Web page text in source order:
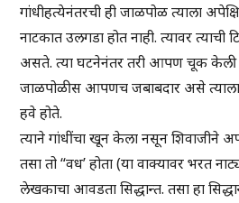
गांधीहत्येनंतरची ही जाळपोळ त्याला
नाटकात उलगडा होत नाही. त्यावर
असते. त्या घटनेनंतर तरी आपण चूक केली
जाळपोळीस आपणच जबाबदार असे
हवे होते.
त्याने गांधींचा खून केला नसून शिवाजीने
तसा तो “वध’ होता (या वाक्यावर भरत
लेखकाचा आवडता सिद्धान्त. तसा हा